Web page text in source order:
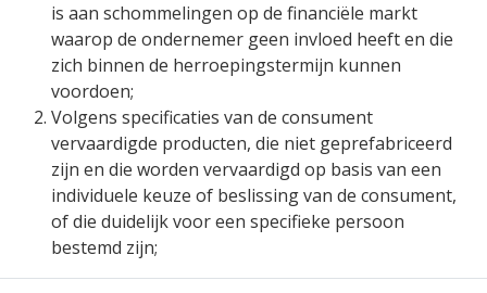
is aan schommelingen op de financiële markt
waarop de ondernemer geen invloed heeft en die
zich binnen de herroepingstermijn kunnen
voordoen;
Volgens specificaties van de consument
vervaardigde producten, die niet geprefabriceerd
zijn en die worden vervaardigd op basis van een
individuele keuze of beslissing van de consument,
of die duidelijk voor een specifieke persoon
bestemd zijn;